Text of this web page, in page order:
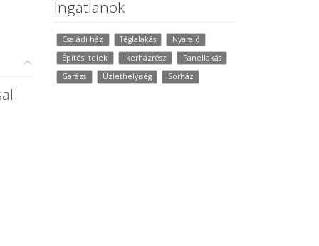
Ingatlanok
Családi ház Téglalakás
Nyaraló
Építési telek
Ikerházrész
Panellakás
Garázs
Üzlethelyiség Sorház